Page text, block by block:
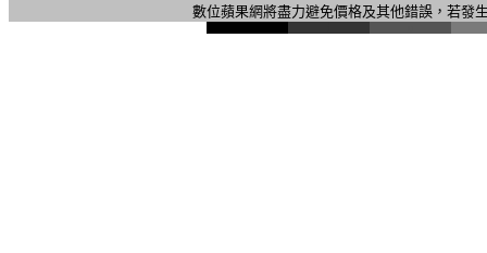
數位蘋果網將盡力避免價格及其他錯誤，若發